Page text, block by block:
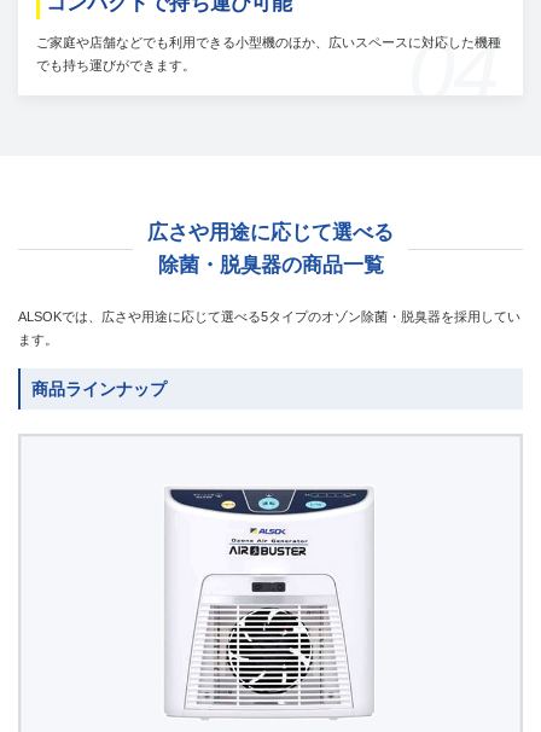
04
ご家庭や店舗などでも利用できる小型機のほか、広いスペースに対応した機種
でも持ち運びができます。
広さや用途に応じて選べる
除菌・脱臭器の商品一覧
ALSOKでは、広さや用途に応じて選べる5タイプのオゾン除菌・脱臭器を採用してい
ます。
商品ラインナップ